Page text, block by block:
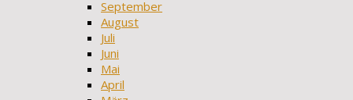
September
August
Juli
Juni
Mai
April